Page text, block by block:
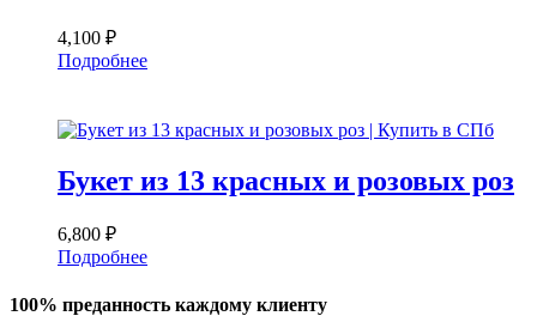
4,100 ₽
Подробнее
Букет из 13 красных и розовых роз
6,800 ₽
Подробнее
100% преданность каждому клиенту